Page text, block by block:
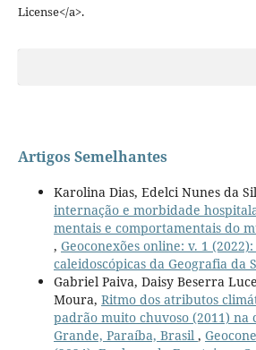
License</a>.
Artigos Semelhantes
Karolina Dias, Edelci Nunes da
internação e morbidade
mentais e comportamentais do
, Geoconexões online: v. 1
caleidoscópicas da Geografia da
Gabriel Paiva, Daisy Beserra
Moura, Ritmo dos atributos
padrão muito chuvoso (2011) na
Grande, Paraíba, Brasil ,